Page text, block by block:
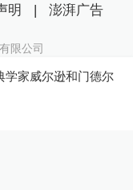
学家威尔逊和门德尔
明 | 澎湃广告
限公司
14003370号
号